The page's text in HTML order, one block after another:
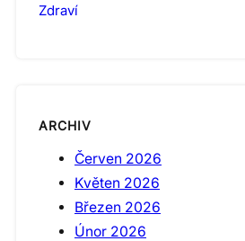
Zdraví
ARCHIV
Červen 2026
Květen 2026
Březen 2026
Únor 2026